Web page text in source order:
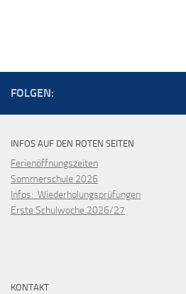
FOLGEN:
INFOS AUF DEN ROTEN SEITEN
Ferienöffnungszeiten
Sommerschule 2026
Infos: Wiederholungsprüfungen
Erste Schulwoche 2026/27
KONTAKT